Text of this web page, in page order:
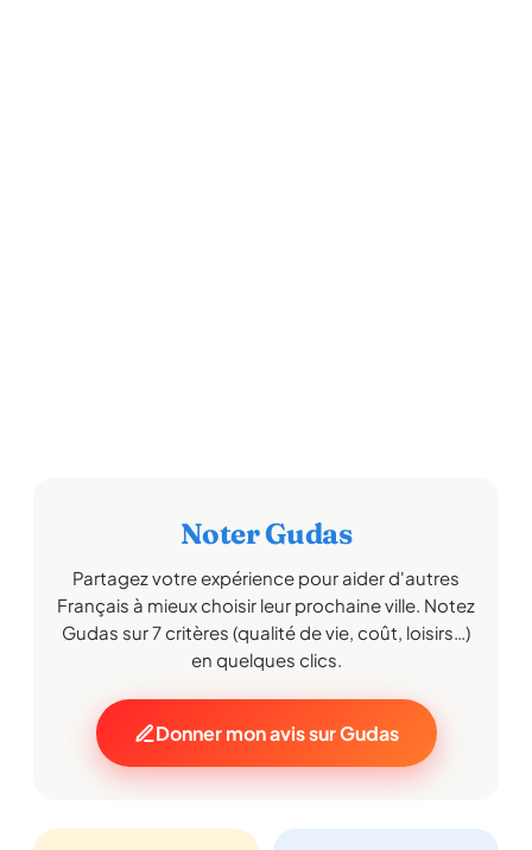
Noter Gudas
Partagez votre expérience pour aider d'autres
Français à mieux choisir leur prochaine ville. Notez
Gudas sur 7 critères (qualité de vie, coût, loisirs…)
en quelques clics.
Donner mon avis sur Gudas